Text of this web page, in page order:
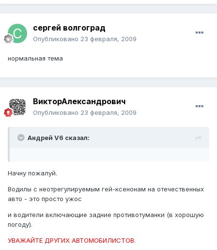
сергей волгоград
Опубликовано 23 февраля, 2009
нормальная тема
ВикторАлександрович
Опубликовано 23 февраля, 2009
Андрей V6 сказал:
Начну пожалуй.
Водилы с неотрегулируемым гей-ксенонам на отечественных
авто - это просто ужос
и водители включающие задние противотуманки (в хорошую
погоду).
УВАЖАЙТЕ ДРУГИХ АВТОМОБИЛИСТОВ.